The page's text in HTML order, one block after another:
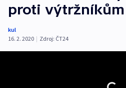
proti výtržníkům
kul
16. 2. 2020 | Zdroj: ČT24